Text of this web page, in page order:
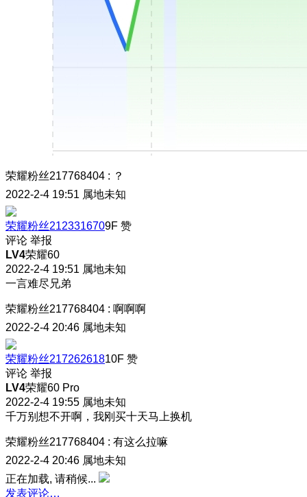
荣耀粉丝217768404 : ？
2022-2-4 19:51 属地未知
荣耀粉丝2123316709F 赞
评论 举报
LV4荣耀60
2022-2-4 19:51 属地未知
一言难尽兄弟
荣耀粉丝217768404 : 啊啊啊
2022-2-4 20:46 属地未知
荣耀粉丝21726261810F 赞
评论 举报
LV4荣耀60 Pro
2022-2-4 19:55 属地未知
千万别想不开啊，我刚买十天马上换机
荣耀粉丝217768404 : 有这么拉嘛
2022-2-4 20:46 属地未知
正在加载, 请稍候...
发表评论…